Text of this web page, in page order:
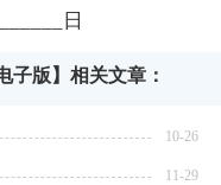
日
子版】相关文章：
10-26
11-29